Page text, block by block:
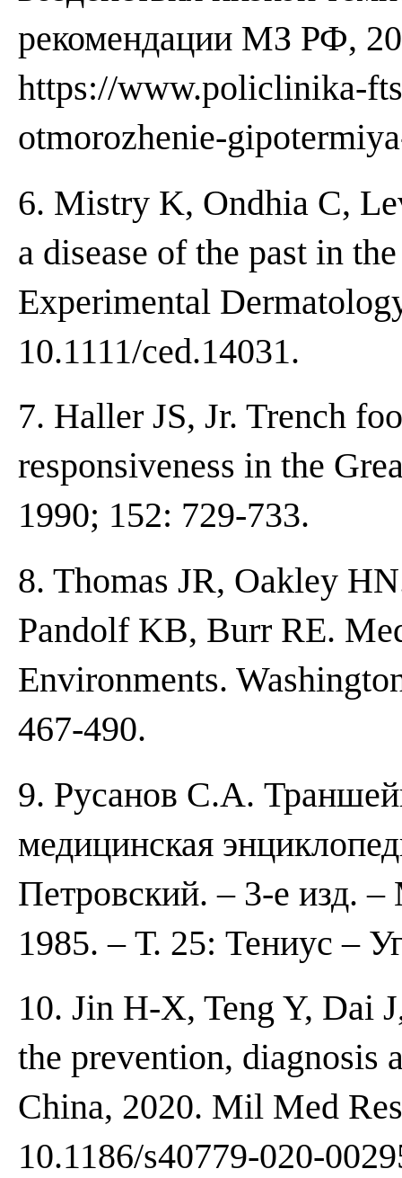
рекомендации МЗ РФ,
https://www.policlinika-
otmorozhenie-
6. Mistry K, Ondhia C,
a disease of the past in
Experimental
10.1111/ced.14031.
7. Haller JS, Jr. Trench
responsiveness in the
1990; 152: 729-733.
8. Thomas JR, Oakley
Pandolf KB, Burr RE.
Environments.
467-490.
9. Русанов С.А.
медицинская
Петровский. – 3-е изд.
1985. – Т. 25: Тениус –
10. Jin H-X, Teng Y, Dai
the prevention, diagnosis
China, 2020. Mil Med
10.1186/s40779-020-